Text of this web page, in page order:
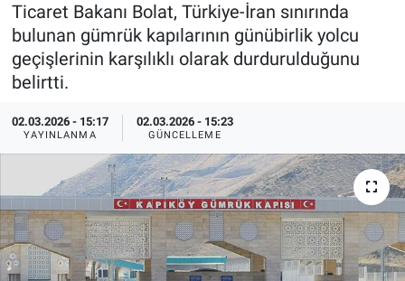
Ticaret Bakanı Bolat, Türkiye-İran sınırında
bulunan gümrük kapılarının günübirlik yolcu
geçişlerinin karşılıklı olarak durdurulduğunu
belirtti.
02.03.2026 - 15:17
YAYINLANMA
02.03.2026 - 15:23
GÜNCELLEME
Trend
Özel Haberler
Yazarlar
Ekonomi
Dünya
Medya
Özel Haberler
Kadın
Erişim Bilgileri
Son Dakika Haberleri
Haber Arşivi